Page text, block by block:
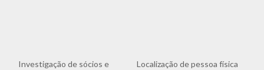
Investigação de sócios e
Localização de pessoa física